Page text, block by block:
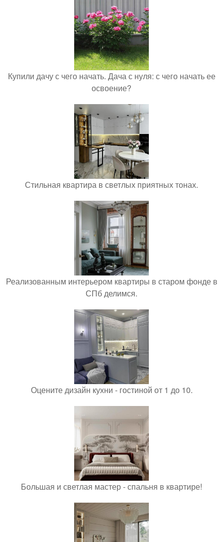
Купили дачу с чего начать. Дача с нуля: с чего начать ее
освоение?
Стильная квартира в светлых приятных тонах.
Реализованным интерьером квартиры в старом фонде в
СПб делимся.
Оцените дизайн кухни - гостиной от 1 до 10.
Большая и светлая мастер - спальня в квартире!